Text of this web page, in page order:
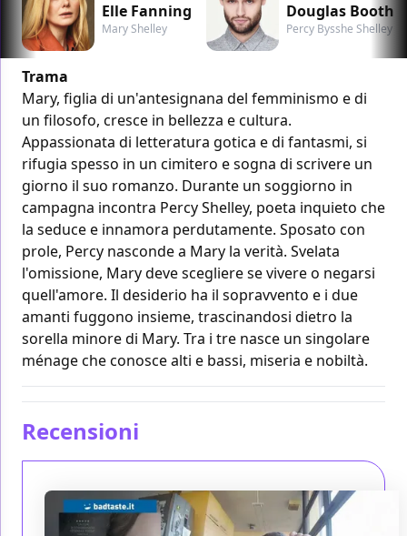
Elle Fanning
Mary Shelley
Douglas Booth
Percy Bysshe Shelley
Trama
Mary, figlia di un'antesignana del femminismo e di
un filosofo, cresce in bellezza e cultura.
Appassionata di letteratura gotica e di fantasmi, si
rifugia spesso in un cimitero e sogna di scrivere un
giorno il suo romanzo. Durante un soggiorno in
campagna incontra Percy Shelley, poeta inquieto che
la seduce e innamora perdutamente. Sposato con
prole, Percy nasconde a Mary la verità. Svelata
l'omissione, Mary deve scegliere se vivere o negarsi
quell'amore. Il desiderio ha il sopravvento e i due
amanti fuggono insieme, trascinandosi dietro la
sorella minore di Mary. Tra i tre nasce un singolare
ménage che conosce alti e bassi, miseria e nobiltà.
Recensioni